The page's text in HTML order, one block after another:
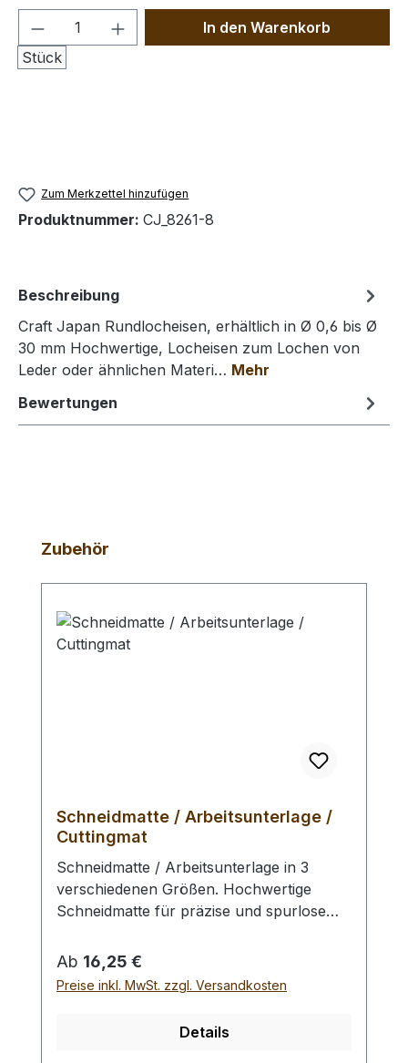
Produkt Anzahl: Gib den
Stück
In den Warenkorb
Zum Merkzettel hinzufügen
Produktnummer: CJ_8261-8
Beschreibung
Craft Japan Rundlocheisen, erhältlich in Ø 0,6 bis Ø
30 mm Hochwertige, Locheisen zum Lochen von
Leder oder ähnlichen Materi… Mehr
Bewertungen
Produktgalerie überspringen
Zubehör
Schneidmatte / Arbeitsunterlage /
Cuttingmat
Schneidmatte / Arbeitsunterlage in 3
verschiedenen Größen. Hochwertige
Schneidmatte für präzise und spurlose
hartem Kern. Eine Seite schwarz, die
andere Seite grün. Beidseitig bedruckt mit
10 und 50 mm Teilung, sowie feinem
Auswahlliste:klein: Länge 450 mm / Breite:
Regulärer Preis:
Ab 16,25 €
Preise inkl. MwSt. zzgl. Versandkosten
Details